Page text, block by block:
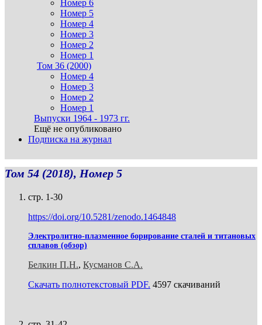
Номер 6
Номер 5
Номер 4
Номер 3
Номер 2
Номер 1
Том 36 (2000)
Номер 4
Номер 3
Номер 2
Номер 1
Выпуски 1964 - 1973 гг.
Ещё не опубликовано
Подписка на журнал
Том 54 (2018), Номер 5
стр. 1-30
https://doi.org/10.5281/zenodo.1464848
Электролитно-плазменное борирование сталей и титановых
сплавов (обзор)
Белкин П.Н., Кусманов С.А.
Скачать полнотекстовый PDF. 4597 скачиваний